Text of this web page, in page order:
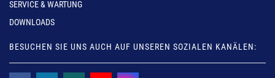
SERVICE & WARTUNG
DOWNLOADS
BESUCHEN SIE UNS AUCH AUF UNSEREN SOZIALEN KANÄLEN: